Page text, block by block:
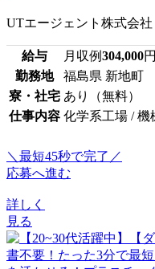
UTエージェント株式会社
給与 月収例304,000円
勤務地
福島県 新地町
寮・社宅 あり（無料）
仕事内容 化学系工場 / 機
＼最短45秒で完了／
応募へ進む
詳しく
見る